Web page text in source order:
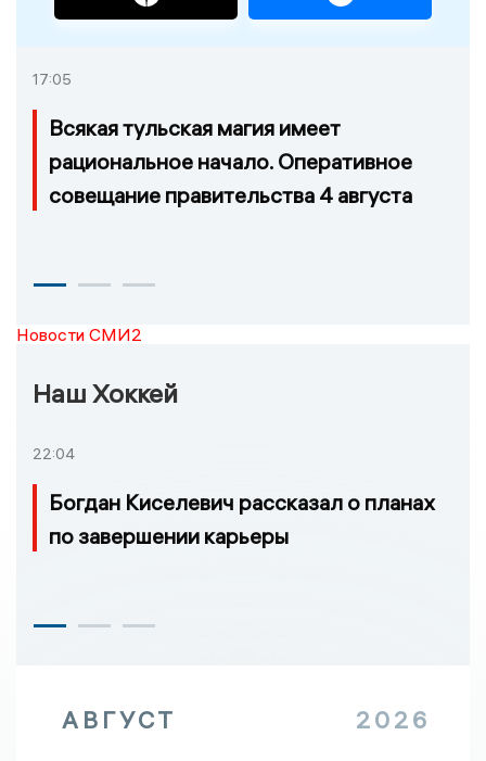
17:05
Всякая тульская магия имеет
рациональное начало. Оперативное
совещание правительства 4 августа
Новости СМИ2
Наш Хоккей
22:04
Богдан Киселевич рассказал о планах
по завершении карьеры
АВГУСТ 2026